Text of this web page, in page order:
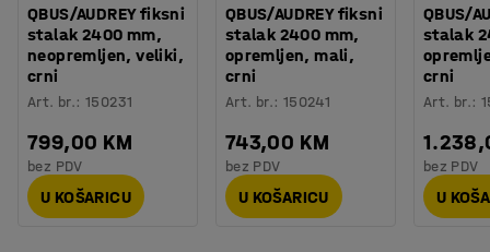
Montaža: Dolazi nesastavljeno
Testirano: EN 15372:2023
Kvaliteta - Eko oznaka
Möbelfakta 420250512
QBUS/AUDREY fiksni
stalak 2400 mm,
neopremljen, veliki,
crni
Art. br.:150231
799,00 KM
bez PDV
U KOŠARICU
QBUS/AUDREY fiksni
stalak 2400 mm,
opremljen, mali,
crni
Art. br.: 150241
743,00 KM
bez PDV
U KOŠARICU
QBUS/
stalak
crni
Art. br.:
bez PDV
U